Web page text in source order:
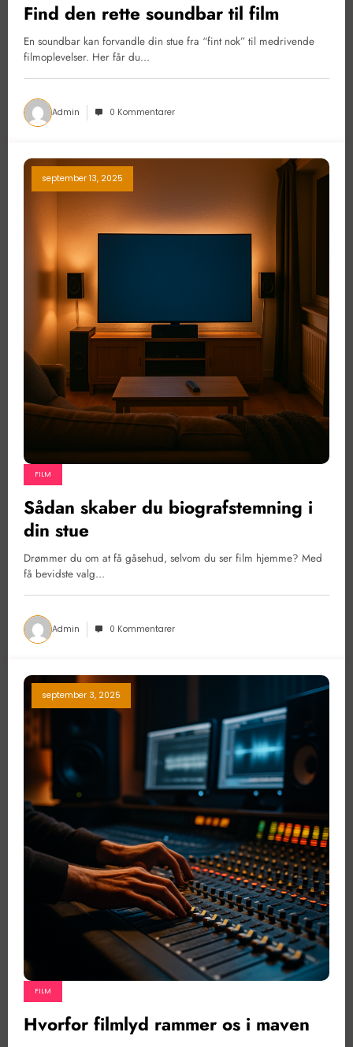
Find den rette soundbar til film
En soundbar kan forvandle din stue fra “fint nok” til medrivende
filmoplevelser. Her får du…
Admin 0 Kommentarer
september 13, 2025
FILM
Sådan skaber du biografstemning i
din stue
Drømmer du om at få gåsehud, selvom du ser film hjemme? Med
få bevidste valg…
Admin 0 Kommentarer
september 3, 2025
FILM
Hvorfor filmlyd rammer os i maven